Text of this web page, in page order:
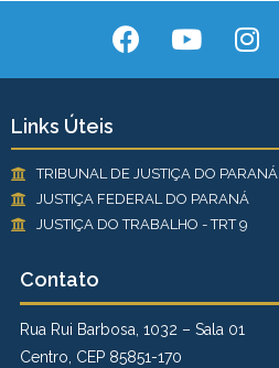
Links Úteis
TRIBUNAL DE JUSTIÇA DO PARANÁ
JUSTIÇA FEDERAL DO PARANÁ
JUSTIÇA DO TRABALHO - TRT 9
Contato
Rua Rui Barbosa, 1032 – Sala 01
Centro, CEP 85851-170